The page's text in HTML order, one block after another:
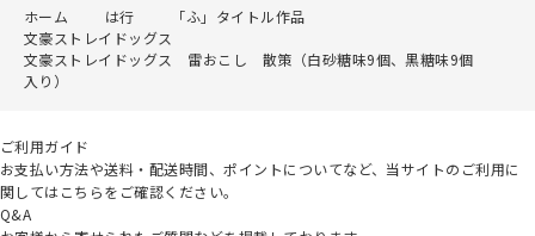
ホーム は行
「ふ」タイトル作品
文豪ストレイドッグス
文豪ストレイドッグス 雷おこし 散策（白砂糖味9個、黒糖味9個
入り）
ご利用ガイド
お支払い方法や送料・配送時間、ポイントについてなど、当サイトのご利用に
関してはこちらをご確認ください。
Q&A